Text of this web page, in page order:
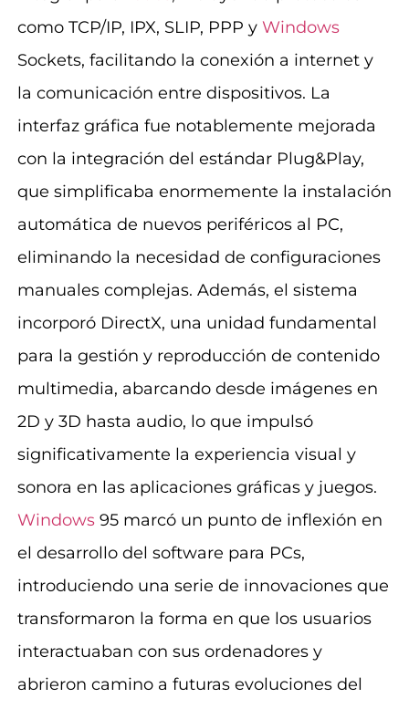
como TCP/IP, IPX, SLIP, PPP y Windows
Sockets, facilitando la conexión a internet y
la comunicación entre dispositivos. La
interfaz gráfica fue notablemente mejorada
con la integración del estándar Plug&Play,
que simplificaba enormemente la instalación
automática de nuevos periféricos al PC,
eliminando la necesidad de configuraciones
manuales complejas. Además, el sistema
incorporó DirectX, una unidad fundamental
para la gestión y reproducción de contenido
multimedia, abarcando desde imágenes en
2D y 3D hasta audio, lo que impulsó
significativamente la experiencia visual y
sonora en las aplicaciones gráficas y juegos.
Windows95 marcó un punto de inflexión en
el desarrollo del software para PCs,
introduciendo una serie de innovaciones que
transformaron la forma en que los usuarios
interactuaban con sus ordenadores y
abrieron camino a futuras evoluciones del